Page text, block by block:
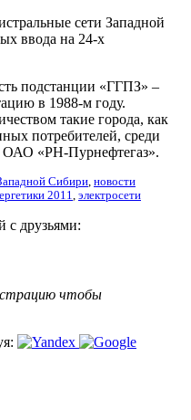
сети Западной
ввода на 24-х
подстанции «ГГПЗ» –
в 1988-м году.
такие города, как
потребителей, среди
«РН-Пурнефтегаз».
Сибири, новости
2011, электросети
с друзьями:
чтобы